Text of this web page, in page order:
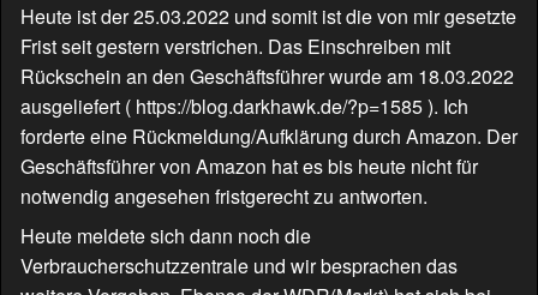
Heute ist der 25.03.2022 und somit ist die von mir gesetzte
Frist seit gestern verstrichen. Das Einschreiben mit
Rückschein an den Geschäftsführer wurde am 18.03.2022
ausgeliefert ( https://blog.darkhawk.de/?p=1585). Ich
forderte eine Rückmeldung/Aufklärung durch Amazon. Der
Geschäftsführer von Amazon hat es bis heute nicht für
notwendig angesehen fristgerecht zu antworten.
Heute meldete sich dann noch die
Verbraucherschutzzentrale und wir besprachen das